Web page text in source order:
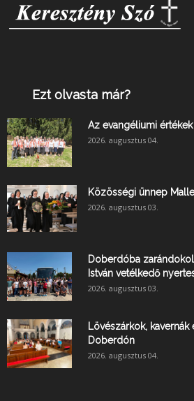
Ezt olvasta már?
Az evangéliumi
2026. augusztus 04.
Közösségi ünnep
2026. augusztus 03.
Doberdóba
István vetélkedő
2026. augusztus 03.
Lövészárkok,
Doberdón
2026. augusztus 04.